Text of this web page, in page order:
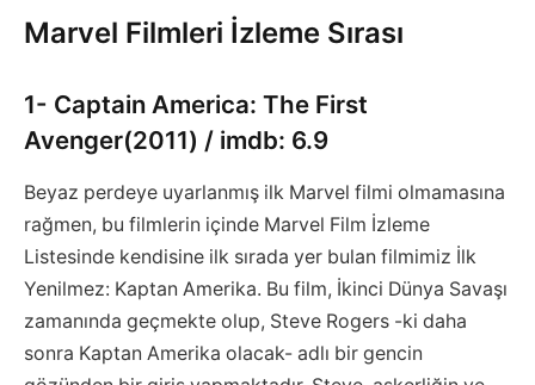
Marvel Filmleri İzleme Sırası
1- Captain America: The First
Avenger(2011) / imdb: 6.9
Beyaz perdeye uyarlanmış ilk Marvel filmi olmamasına
rağmen, bu filmlerin içinde Marvel Film İzleme
Listesinde kendisine ilk sırada yer bulan filmimiz İlk
Yenilmez: Kaptan Amerika. Bu film, İkinci Dünya Savaşı
zamanında geçmekte olup, Steve Rogers -ki daha
sonra Kaptan Amerika olacak- adlı bir gencin